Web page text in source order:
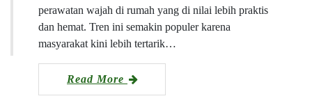
perawatan wajah di rumah yang di nilai lebih praktis
dan hemat. Tren ini semakin populer karena
masyarakat kini lebih tertarik…
Read More